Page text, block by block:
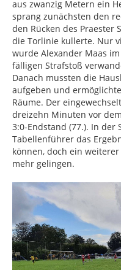
aus zwanzig Metern ein
sprang zunächsten den
den Rücken des Praester
die Torlinie kullerte. Nur
wurde Alexander Maas
fälligen Strafstoß
Danach mussten die
aufgeben und
Räume. Der
dreizehn Minuten vor
3:0-Endstand (77.). In der
Tabellenführer das
können, doch ein
mehr gelingen.